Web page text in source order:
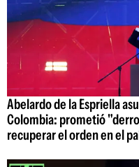
Abelardo de la Espriella
Colombia: prometió
recuperar el orden en el